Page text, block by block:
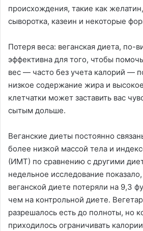
происхождения, такие как
сыворотка, казеин и некоторые
Потеря веса: веганская диета, по-
эффективна для того, чтобы
вес — часто без учета калорий —
низкое содержание жира и
клетчатки может заставить вас
сытым дольше.
Веганские диеты постоянно
более низкой массой тела и
(ИМТ) по сравнению с другими
недельное исследование
веганской диете потеряли на 9,3
чем на контрольной диете.
разрешалось есть до полноты, но
приходилось ограничивать